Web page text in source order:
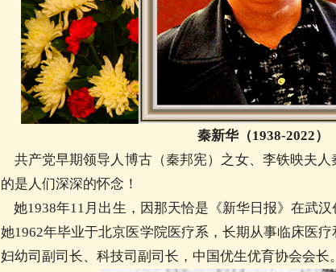
秦新华（1938-2022）
共产党早期领导人博古（秦邦宪）之女、李铁映夫
的是人们深深的怀念！
她1938年11月出生，因那天恰是《新华日报》在武
她1962年毕业于北京医学院医疗系，长期从事临床医
妇幼司副司长、科技司副司长，中国优生优育协会会长